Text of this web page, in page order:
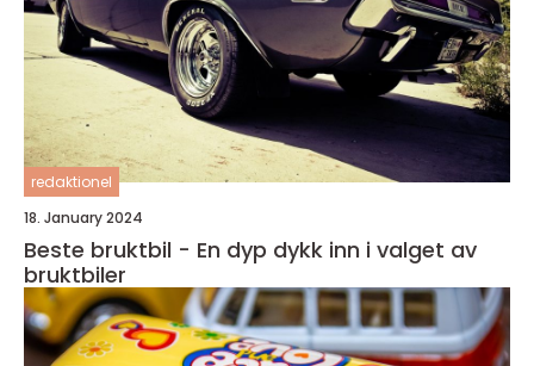
redaktionel
18. January 2024
Beste bruktbil - En dyp dykk inn i valget av
bruktbiler